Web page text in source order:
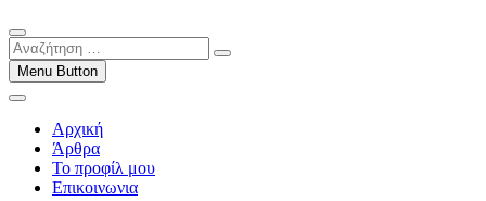
Αναζήτηση
…Menu Button
Αρχική
Άρθρα
Το προφίλ μου
Επικοινωνια